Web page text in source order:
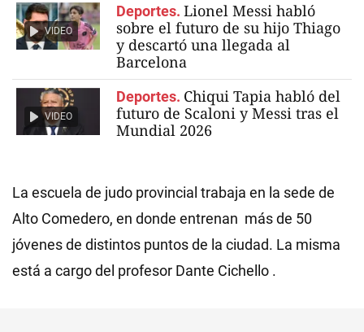
VIDEO
Deportes. Lionel Messi habló
sobre el futuro de su hijo Thiago
y descartó una llegada al
Barcelona
VIDEO
Deportes. Chiqui Tapia habló del
futuro de Scaloni y Messi tras el
Mundial 2026
La escuela de judo provincial trabaja en la sede de
Alto Comedero, en donde entrenan más de 50
jóvenes de distintos puntos de la ciudad. La misma
está a cargo del profesor Dante Cichello .